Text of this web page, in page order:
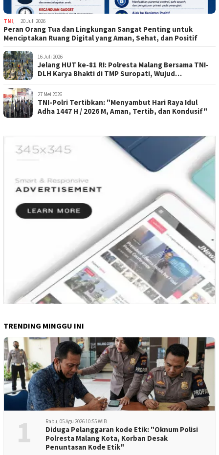
TNI, 20 Juli 2026
Peran Orang Tua dan Lingkungan Sangat Penting untuk
Menciptakan Ruang Digital yang Aman, Sehat, dan Positif
16 Juli 2026
Jelang HUT ke-81 RI: Polresta Malang Bersama TNI-
DLH Karya Bhakti di TMP Suropati, Wujud
27 Mei 2026
TNI-Polri Tertibkan: "Menyambut Hari Raya Idul
Adha 1447 H / 2026 M, Aman, Tertib, dan Kondusif"
TRENDING MINGGU INI
1 Rabu, 05 Agu 2026 10:55 WIB
Diduga Pelanggaran kode Etik: "Oknum Polisi
Polresta Malang Kota, Korban Desak
Penuntasan Kode Etik"